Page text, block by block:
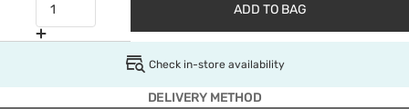
ADD TO BAG
Check in-store availability
DELIVERY METHOD